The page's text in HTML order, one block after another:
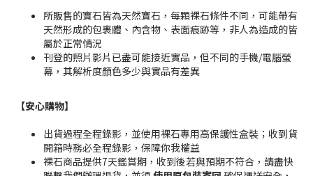
所販售的寶石皆為天然寶石，每顆裸石條件不同，可能帶有
天然形成的包裹體、內含物、表面痕跡等，非人為造成的皆
屬於正常情況
刊登的照片影片已盡可能接近實品，但不同的手機/電腦螢
幕，其解析度顏色多少與實品有差異
【安心購物】
出貨過程全程錄影，並使用裸石專用高保護性盒裝；收到貨
開箱時務必全程錄影，保障你我權益
裸石商品提供7天鑑賞期，收到後若與預期不符合，請盡快